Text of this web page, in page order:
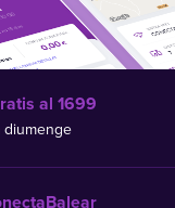
al 1699
diumenge